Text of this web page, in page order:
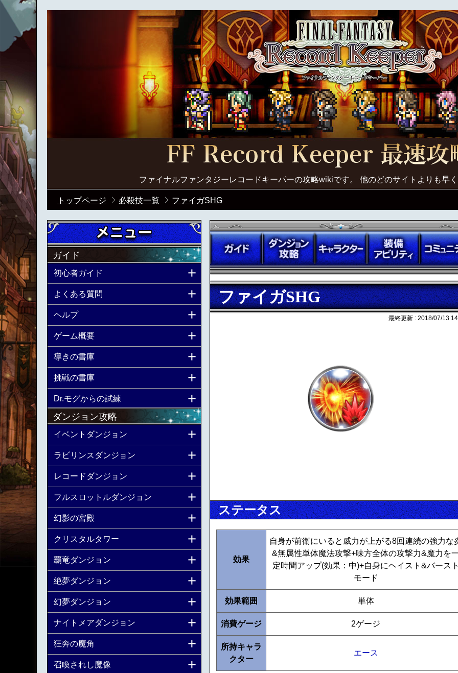
ファイナルファンタジーレコードキーパーの攻略wikiです。 他のどのサイトよりも早
トップページ 必殺技一覧 ファイガSHG
ファイガSHG
最終更新 : 2018/07/13
ステータス
効果
自身が前衛にいると威力が上がる8回連続の強力な
&無属性単体魔法攻撃+味方全体の攻撃力&魔力を
定時間アップ(効果：中)+自身にヘイスト&バース
モード
効果範囲 単体
消費ゲージ 2ゲージ
所持キャラ
クター
エース
ガイド
初心者ガイド
よくある質問
ヘルプ
ゲーム概要
導きの書庫
挑戦の書庫
Dr.モグからの試練
ダンジョン攻略
イベントダンジョン
ラビリンスダンジョン
レコードダンジョン
フルスロットルダンジョン
幻影の宮殿
クリスタルタワー
覇竜ダンジョン
絶夢ダンジョン
幻夢ダンジョン
ナイトメアダンジョン
狂奔の魔角
召喚されし魔像